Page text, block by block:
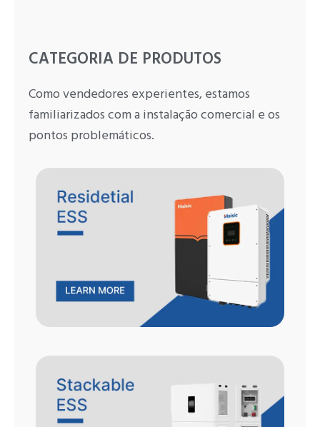
CATEGORIA DE PRODUTOS
Como vendedores experientes, estamos
familiarizados com a instalação comercial e os
pontos problemáticos.